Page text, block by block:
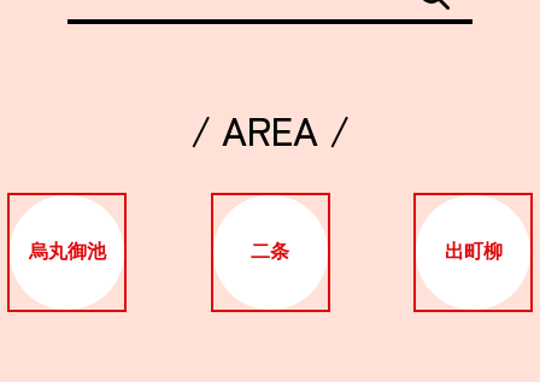
/ AREA /
烏丸御池 二条 出町柳